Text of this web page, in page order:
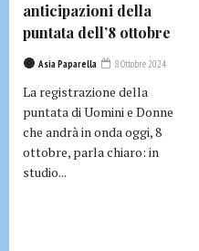
anticipazioni della
puntata dell’8 ottobre
Asia Paparella 8 Ottobre 2024
La registrazione della
puntata di Uomini e Donne
che andrà in onda oggi, 8
ottobre, parla chiaro: in
studio...